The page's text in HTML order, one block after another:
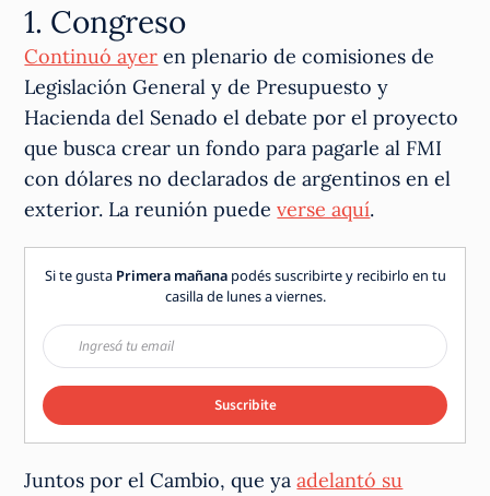
1. Congreso
Continuó ayer en plenario de comisiones de
Legislación General y de Presupuesto y
Hacienda del Senado el debate por el proyecto
que busca crear un fondo para pagarle al FMI
con dólares no declarados de argentinos en el
exterior. La reunión puedeverse aquí.
Si te gusta Primera mañanapodés suscribirte y recibirlo en tu
casilla de lunes a viernes.
Suscribite
Juntos por el Cambio, que yaadelantó su